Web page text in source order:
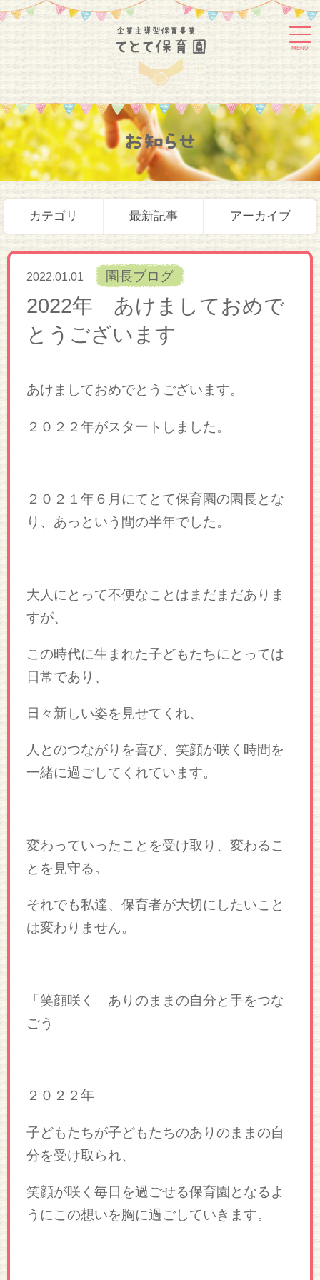
MENU
お知らせ
カテゴリ 最新記事 アーカイブ
2022.01.01 園長ブログ
2022年 あけましておめで
とうございます
あけましておめでとうございます。
２０２２年がスタートしました。
２０２１年６月にてとて保育園の園長とな
り、あっという間の半年でした。
大人にとって不便なことはまだまだありま
すが、
この時代に生まれた子どもたちにとっては
日常であり、
日々新しい姿を見せてくれ、
人とのつながりを喜び、笑顔が咲く時間を
一緒に過ごしてくれています。
変わっていったことを受け取り、変わるこ
とを見守る。
それでも私達、保育者が大切にしたいこと
は変わりません。
「笑顔咲く ありのままの自分と手をつな
ごう」
２０２２年
子どもたちが子どもたちのありのままの自
分を受け取られ、
笑顔が咲く毎日を過ごせる保育園となるよ
うにこの想いを胸に過ごしていきます。